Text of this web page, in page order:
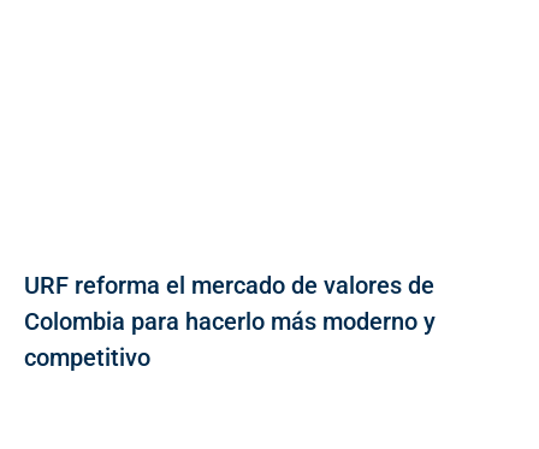
URF reforma el mercado de valores de
Colombia para hacerlo más moderno y
competitivo